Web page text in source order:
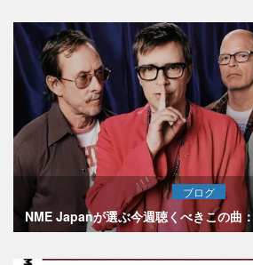
ブログ
NME Japanが選ぶ今週聴くべきこの曲